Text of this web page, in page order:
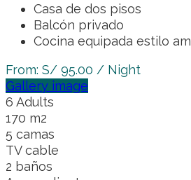
Casa de dos pisos
Balcón privado
Cocina equipada estilo
From: S/ 95.00 / Night
Gallery image
6 Adults
170 m2
5 camas
TV cable
2 baños